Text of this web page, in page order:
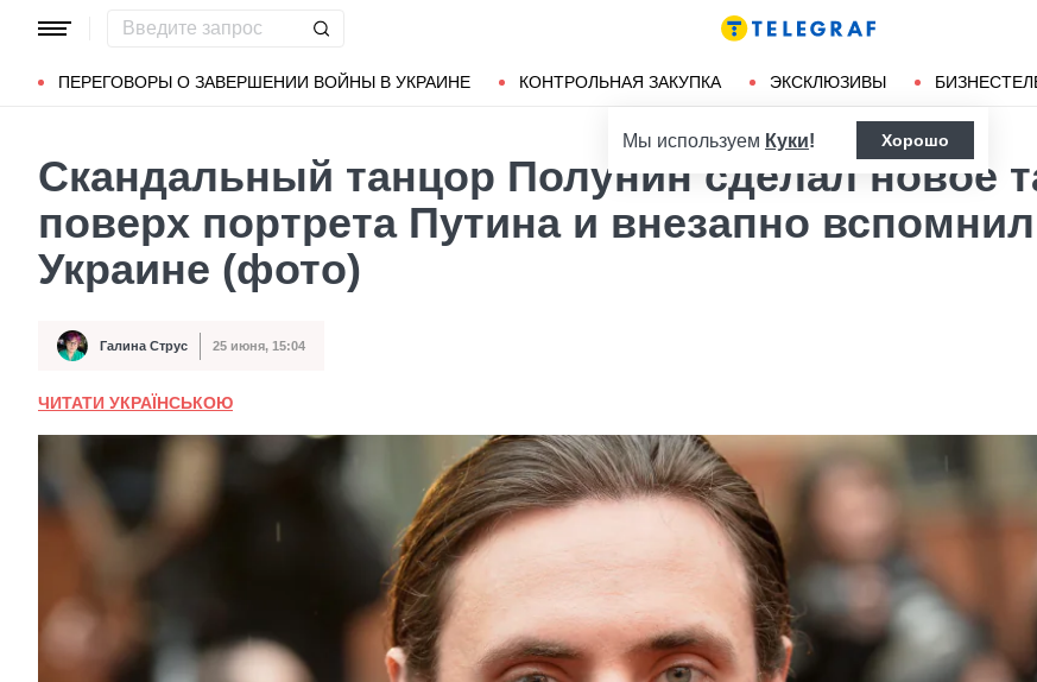
ПЕРЕГОВОРЫ О ЗАВЕРШЕНИИ ВОЙНЫ В УКРАИНЕ КОНТРОЛЬНАЯ ЗАКУПКА ЭКСКЛЮЗИВЫ
Популярные запросы Мариуполь
Мы используем Куки! Хорошо
Скандальный танцор Полунин сделал новое
поверх портрета Путина и внезапно
Украине (фото)
Автор Галина Струс
Дата публикации 25 июня, 15:04
ЧИТАТИ УКРАЇНСЬКОЮ